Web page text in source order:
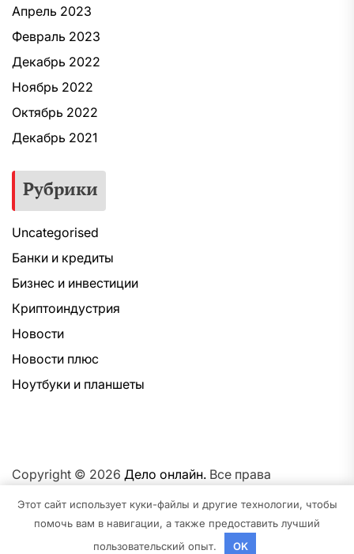
Апрель 2023
Февраль 2023
Декабрь 2022
Ноябрь 2022
Октябрь 2022
Декабрь 2021
Рубрики
Uncategorised
Банки и кредиты
Бизнес и инвестиции
Криптоиндустрия
Новости
Новости плюс
Ноутбуки и планшеты
Copyright © 2026 Дело онлайн. Все права
платформеWordPress.
Этот сайт использует куки-файлы и другие технологии, чтобы
помочь вам в навигации, а также предоставить лучший
пользовательский опыт.
OK